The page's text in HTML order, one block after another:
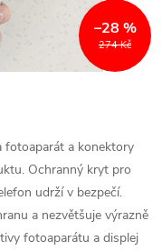
274 Kč
–28 %
fotoaparát a konektory
Ochranný kryt pro
udrží v bezpečí.
a nezvětšuje výrazně
fotoaparátu a displej